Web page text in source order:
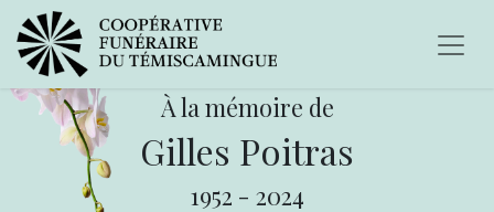
À la mémoire de
Gilles Poitras
1952 - 2024